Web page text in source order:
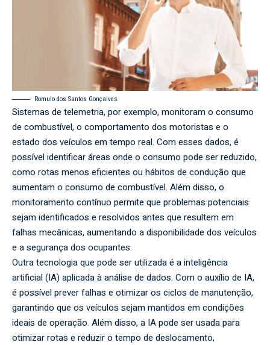
Romulo dos Santos Gonçalves
Sistemas de telemetria, por exemplo, monitoram o consumo
de combustível, o comportamento dos motoristas e o
estado dos veículos em tempo real. Com esses dados, é
possível identificar áreas onde o consumo pode ser reduzido,
como rotas menos eficientes ou hábitos de condução que
aumentam o consumo de combustível. Além disso, o
monitoramento contínuo permite que problemas potenciais
sejam identificados e resolvidos antes que resultem em
falhas mecânicas, aumentando a disponibilidade dos veículos
e a segurança dos ocupantes.
Outra tecnologia que pode ser utilizada é a inteligência
artificial (IA) aplicada à análise de dados. Com o auxílio de IA,
é possível prever falhas e otimizar os ciclos de manutenção,
garantindo que os veículos sejam mantidos em condições
ideais de operação. Além disso, a IA pode ser usada para
otimizar rotas e reduzir o tempo de deslocamento,